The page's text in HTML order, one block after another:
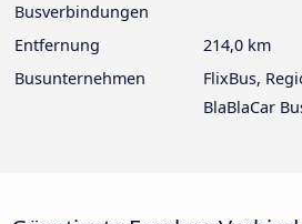
Busverbindungen
Entfernung
214,0 km
Busunternehmen
FlixBus,
BlaBlaCar